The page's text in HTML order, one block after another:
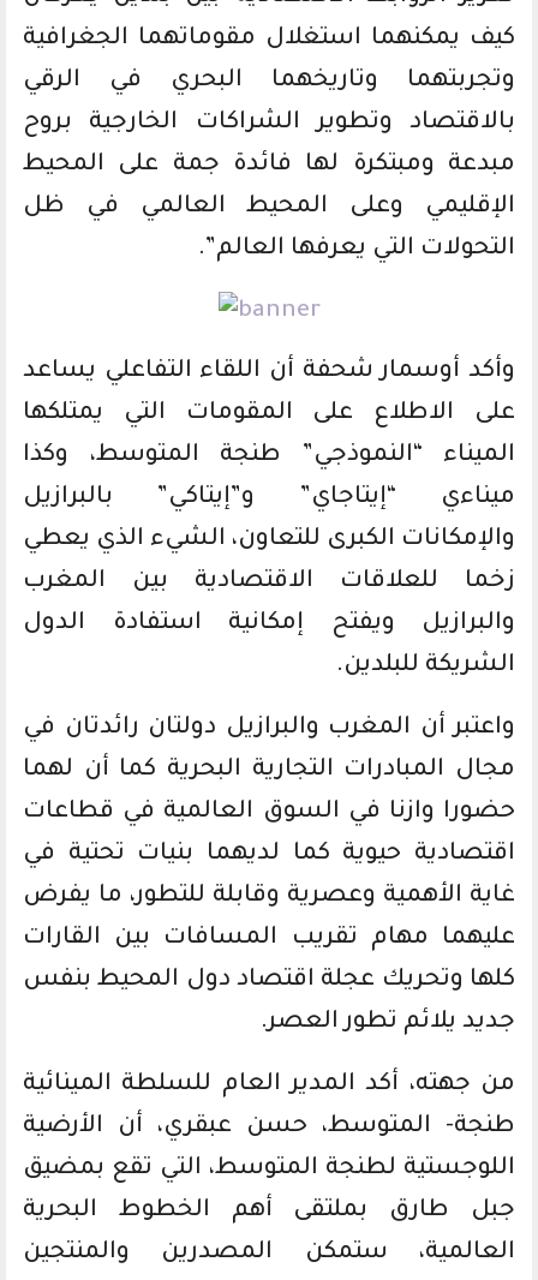
كيف يمكنهما استغلال مقوماتهما الجغرافية
وتجربتهما وتاريخهما البحري في الرقي
بالاقتصاد وتطوير الشراكات الخارجية بروح
مبدعة ومبتكرة لها فائدة جمة على المحيط
الإقليمي وعلى المحيط العالمي في ظل
التحولات التي يعرفها العالم”.
وأكد أوسمار شحفة أن اللقاء التفاعلي يساعد
على الاطلاع على المقومات التي يمتلكها
الميناء “النموذجي” طنجة المتوسط، وكذا
ميناءي “إيتاجاي” و”إيتاكي” بالبرازيل
والإمكانات الكبرى للتعاون، الشيء الذي يعطي
زخما للعلاقات الاقتصادية بين المغرب
والبرازيل ويفتح إمكانية استفادة الدول
الشريكة للبلدين.
واعتبر أن المغرب والبرازيل دولتان رائدتان في
مجال المبادرات التجارية البحرية كما أن لهما
حضورا وازنا في السوق العالمية في قطاعات
اقتصادية حيوية كما لديهما بنيات تحتية في
غاية الأهمية وعصرية وقابلة للتطور، ما يفرض
عليهما مهام تقريب المسافات بين القارات
كلها وتحريك عجلة اقتصاد دول المحيط بنفس
جديد يلائم تطور العصر.
من جهته، أكد المدير العام للسلطة المينائية
طنجة- المتوسط، حسن عبقري، أن الأرضية
اللوجستية لطنجة المتوسط، التي تقع بمضيق
جبل طارق بملتقى أهم الخطوط البحرية
العالمية، ستمكن المصدرين والمنتجين